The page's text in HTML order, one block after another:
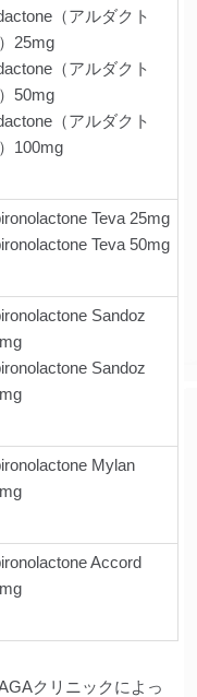
（アルダクト
25mg
（アルダクト
50mg
（アルダクト
100mg
Teva 25mg
Teva 50mg
Sandoz
Sandoz
Mylan
Accord
クリニックによっ